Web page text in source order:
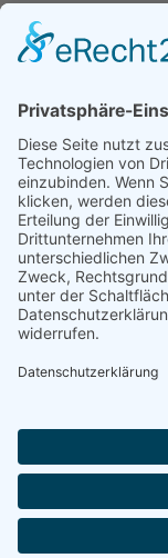
Bianca
Bianca
© 2026 PsychCoach ·